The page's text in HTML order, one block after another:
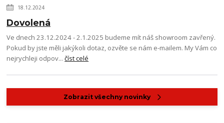
18.12.2024
Dovolená
Ve dnech 23.12.2024 - 2.1.2025 budeme mít náš showroom zavřený.
Pokud by jste měli jakýkoli dotaz, ozvěte se nám e-mailem. My Vám co
nejrychleji odpov...číst celé
Zobrazit všechny novinky